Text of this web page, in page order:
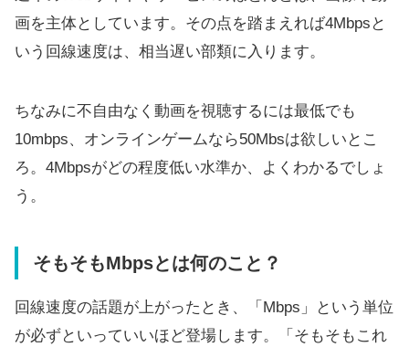
画を主体としています。その点を踏まえれば4Mbpsと
いう回線速度は、相当遅い部類に入ります。
ちなみに不自由なく動画を視聴するには最低でも
10mbps、オンラインゲームなら50Mbsは欲しいとこ
ろ。4Mbpsがどの程度低い水準か、よくわかるでしょ
う。
そもそもMbpsとは何のこと？
回線速度の話題が上がったとき、「Mbps」という単位
が必ずといっていいほど登場します。「そもそもこれ